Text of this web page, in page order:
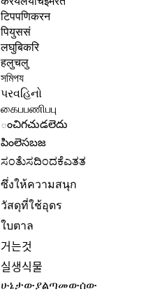
टिपपणिकरन
पियुससं
लघुबिकरि
हलुचलु
সমিপয
પરવહિનો
கைபபணிபபு
ంచిగచుడలెదు
పింలెసబజ
ಸಂತೆುಸದಿಂದಕೆಎತತ
ซึ่งให้ความสนุก
วัสดุที่ใช้อุดร
ใบตาล
거는것
실생식물
ሁኔታውያልጣመውሰው